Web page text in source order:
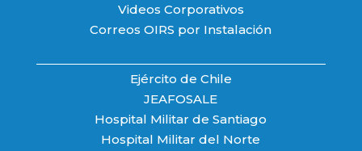
Videos Corporativos
Correos OIRS por Instalación
Ejército de Chile
JEAFOSALE
Hospital Militar de Santiago
Hospital Militar del Norte